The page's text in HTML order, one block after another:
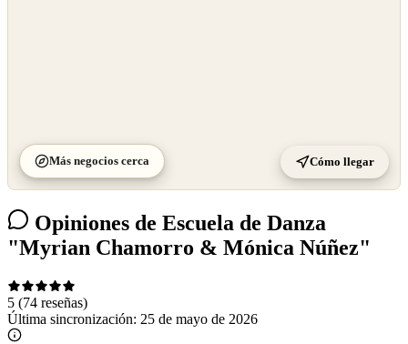
Más negocios cerca Cómo llegar
Opiniones de Escuela de Danza
"Myrian Chamorro & Mónica Núñez"
5 (74 reseñas)
Última sincronización: 25 de mayo de 2026